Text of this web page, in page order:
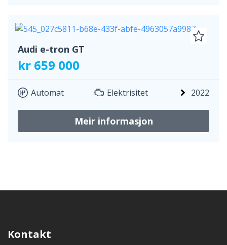
Audi e-tron GT
kr 659 000
Automat Elektrisitet 2022
Meir informasjon
Kontakt